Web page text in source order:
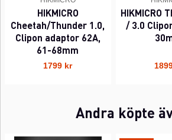
HIKMICRO
Cheetah/Thunder 1.0,
Clipon adaptor 62A,
61-68mm
1799 kr
HIKMICRO
/ 3.0
Andra köpte